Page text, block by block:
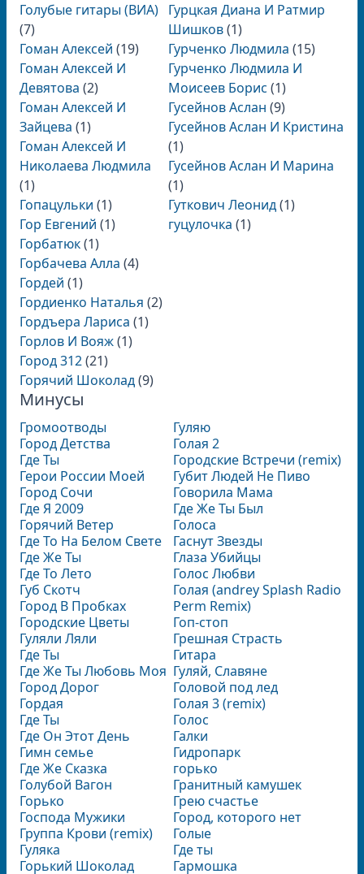
Голубые гитары (ВИА)
(7)
Гоман Алексей (19)
Гоман Алексей И
Девятова (2)
Гоман Алексей И
Зайцева (1)
Гоман Алексей И
Николаева Людмила
(1)
Гопацульки (1)
Гор Евгений (1)
Горбатюк(1)
Горбачева Алла (4)
Гордей (1)
Гордиенко Наталья (2)
Гордъера Лариса (1)
Горлов И Вояж(1)
Город 312(21)
Горячий Шоколад(9)
Гурцкая Диана И Ратмир
Шишков(1)
Гурченко Людмила (15)
Гурченко Людмила И
Моисеев Борис (1)
Гусейнов Аслан (9)
Гусейнов Аслан И Кристина
(1)
Гусейнов Аслан И Марина
(1)
Гуткович Леонид(1)
гуцулочка (1)
Минусы
Громоотводы
Город Детства
Где Ты
Герои России Моей
Город Сочи
Где Я 2009
Горячий Ветер
Где То На Белом Свете
Где Же Ты
Где То Лето
Губ Скотч
Город В Пробках
Городские Цветы
Гуляли Ляли
Где Ты
Где Же Ты Любовь Моя
Город Дорог
Гордая
Где Ты
Где Он Этот День
Гимн семье
Где Же Сказка
Голубой Вагон
Горько
Господа Мужики
Группа Крови (remix)
Гуляка
Горький Шоколад
Гуляю
Голая 2
Городские Встречи (remix)
Губит Людей Не Пиво
Говорила Мама
Где Же Ты Был
Голоса
Гаснут Звезды
Глаза Убийцы
Голос Любви
Голая (andrey Splash Radio
Perm Remix)
Гоп-стоп
Грешная Страсть
Гитара
Гуляй, Славяне
Головой под лед
Голая 3 (remix)
Голос
Галки
Гидропарк
горько
Гранитный камушек
Грею счастье
Город, которого нет
Голые
Где ты
Гармошка